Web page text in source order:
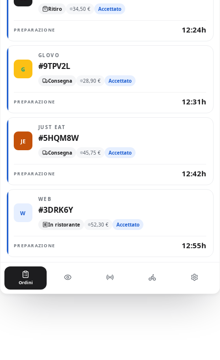
Ritiro 34,50 € Accettato
PREPARAZIONE 12:24h
G
GLOVO
#9TPV2L
Consegna 28,90 € Accettato
PREPARAZIONE 12:31h
JE
JUST EAT
#5HQM8W
Consegna 45,75 € Accettato
PREPARAZIONE 12:42h
W
WEB
#3DRK6Y
In ristorante 52,30 € Accettato
PREPARAZIONE 12:55h
Ordini